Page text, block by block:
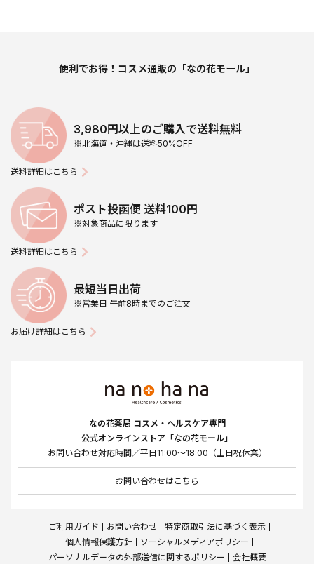
便利でお得！コスメ通販の「なの花モール」
3,980円以上のご購入で送料無料
※北海道・沖縄は送料50%OFF
送料詳細はこちら
ポスト投函便 送料100円
※対象商品に限ります
送料詳細はこちら
最短当日出荷
※営業日 午前8時までのご注文
お届け詳細はこちら
なの花薬局 コスメ・ヘルスケア専門
公式オンラインストア「なの花モール」
お問い合わせ対応時間／平日11:00～18:00（土日祝休業）
お問い合わせはこちら
ご利用ガイド お問い合わせ
特定商取引法に基づく表示
個人情報保護方針
ソーシャルメディアポリシー
パーソナルデータの外部送信に関するポリシー
会社概要